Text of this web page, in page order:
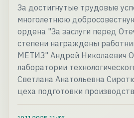
За достигнутые трудовые
многолетнюю
ордена "За заслуги перед
степени награждены
МЕТИЗ" Андрей Николаевич
лаборатории
Светлана Анатольевна
цеха подготовки